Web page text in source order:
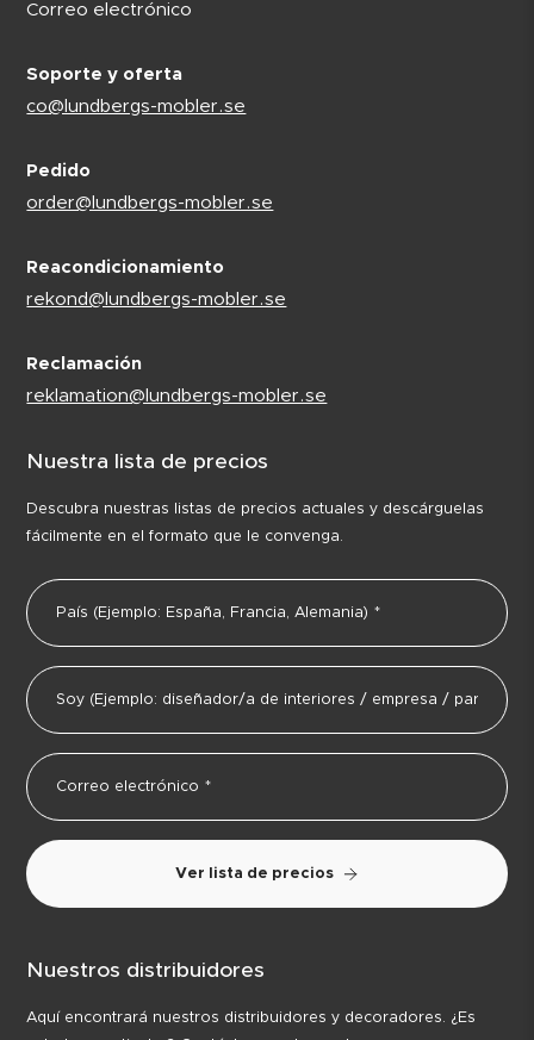
Correo electrónico
Soporte y oferta
co@lundbergs-mobler.se
Pedido
order@lundbergs-mobler.se
Reacondicionamiento
rekond@lundbergs-mobler.se
Reclamación
reklamation@lundbergs-mobler.se
Nuestra lista de precios
Descubra nuestras listas de precios actuales y descárguelas
fácilmente en el formato que le convenga.
Ver lista de precios
Nuestros distribuidores
Aquí encontrará nuestros distribuidores y decoradores. ¿Es